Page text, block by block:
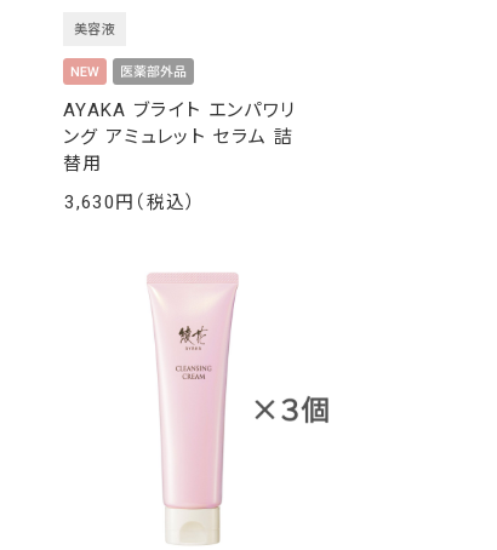
AYAKA ブライト エンパワリ
ング アミュレット セラム 詰
替用
美容液
3,630